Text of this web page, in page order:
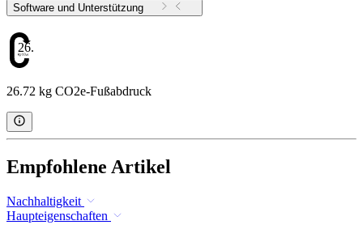
Software und Unterstützung
26.72
26.72 kg CO2e-Fußabdruck
Empfohlene Artikel
Nachhaltigkeit
Haupteigenschaften